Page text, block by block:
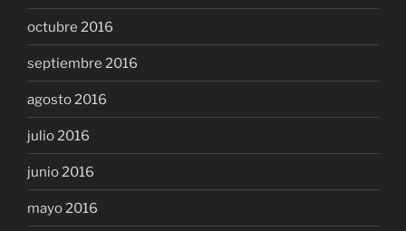
octubre 2016
septiembre 2016
agosto 2016
julio 2016
junio 2016
mayo 2016